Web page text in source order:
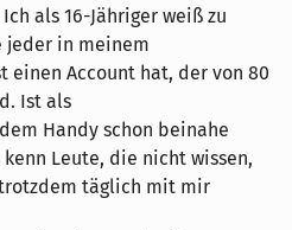
als 16-Jähriger weiß zu
jeder in meinem
einen Account hat, der von 80
Ist als
Handy schon beinahe
Leute, die nicht wissen,
täglich mit mir